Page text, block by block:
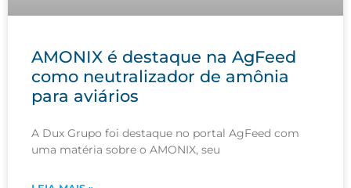
AMONIX é destaque na AgFeed
como neutralizador de amônia
para aviários
A Dux Grupo foi destaque no portal AgFeed com
uma matéria sobre o AMONIX, seu